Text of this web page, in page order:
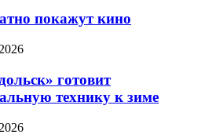
покажут кино
готовит
технику к зиме